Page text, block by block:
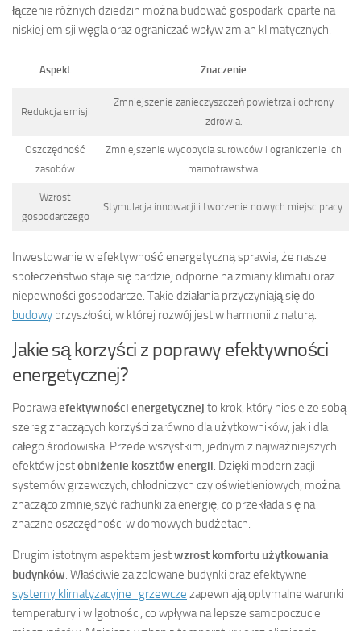
łączenie różnych dziedzin można budować gospodarki oparte na
niskiej emisji węgla oraz ograniczać wpływ zmian klimatycznych.
Aspekt Znaczenie
Redukcja emisji
Zmniejszenie zanieczyszczeń powietrza i ochrony
zdrowia.
Oszczędność
zasobów
Zmniejszenie wydobycia surowców i ograniczenie ich
marnotrawstwa.
Wzrost
gospodarczego
Stymulacja innowacji i tworzenie nowych miejsc pracy.
Inwestowanie w efektywność energetyczną sprawia, że nasze
społeczeństwo staje się bardziej odporne na zmiany klimatu oraz
niepewności gospodarcze. Takie działania przyczyniają się do
budowy przyszłości, w której rozwój jest w harmonii z naturą.
Jakie są korzyści z poprawy efektywności
energetycznej?
Poprawaefektywności energetycznej to krok, który niesie ze sobą
szereg znaczących korzyści zarówno dla użytkowników, jak i dla
całego środowiska. Przede wszystkim, jednym z najważniejszych
efektów jestobniżenie kosztów energii. Dzięki modernizacji
systemów grzewczych, chłodniczych czy oświetleniowych, można
znacząco zmniejszyć rachunki za energię, co przekłada się na
znaczne oszczędności w domowych budżetach.
Drugim istotnym aspektem jestwzrost komfortu użytkowania
budynków. Właściwie zaizolowane budynki oraz efektywne
systemy klimatyzacyjne i grzewcze zapewniają optymalne warunki
temperatury i wilgotności, co wpływa na lepsze samopoczucie